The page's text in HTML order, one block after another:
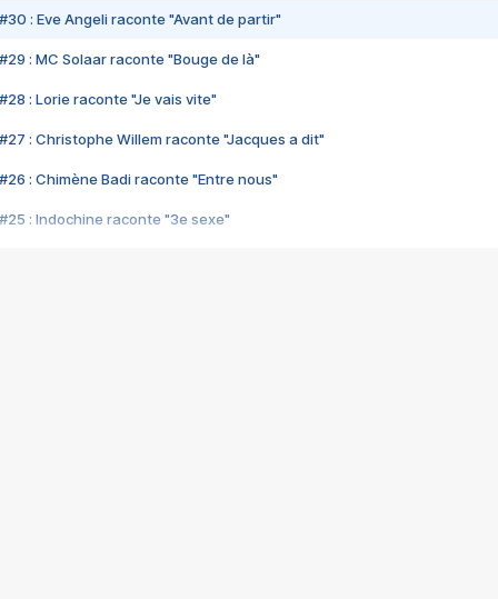
#30 : Eve Angeli raconte "Avant de partir"
#29 : MC Solaar raconte "Bouge de là"
#28 : Lorie raconte "Je vais vite"
#27 : Christophe Willem raconte "Jacques a dit"
#26 : Chimène Badi raconte "Entre nous"
#25 : Indochine raconte "3e sexe"